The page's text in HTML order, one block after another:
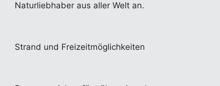
Naturliebhaber aus aller Welt an.
Strand und Freizeitmöglichkeiten